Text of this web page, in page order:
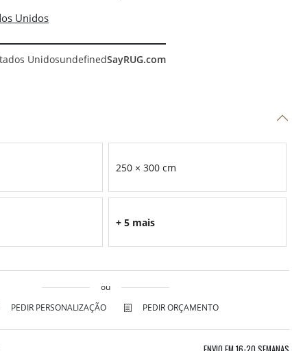
UnidosundefinedSayRUG.com
250 × 300 cm
+ 5 mais
ou
PEDIR PERSONALIZAÇÃO
PEDIR ORÇAMENTO